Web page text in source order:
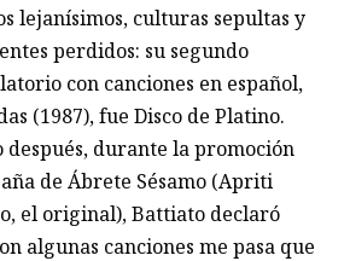
lejanísimos, culturas sepultas y
perdidos: su segundo
con canciones en español,
(1987), fue Disco de Platino.
después, durante la promoción
de Ábrete Sésamo (Apriti
el original), Battiato declaró
algunas canciones me pasa que